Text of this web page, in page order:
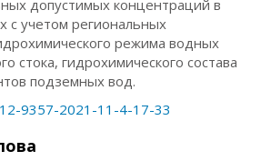
допустимых концентраций в
с учетом региональных
режима водных
стока, гидрохимического состава
подземных вод.
9357-2021-11-4-17-33